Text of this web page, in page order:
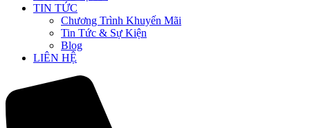
TIN TỨC
Chương Trình Khuyến Mãi
Tin Tức & Sự Kiện
Blog
LIÊN HỆ